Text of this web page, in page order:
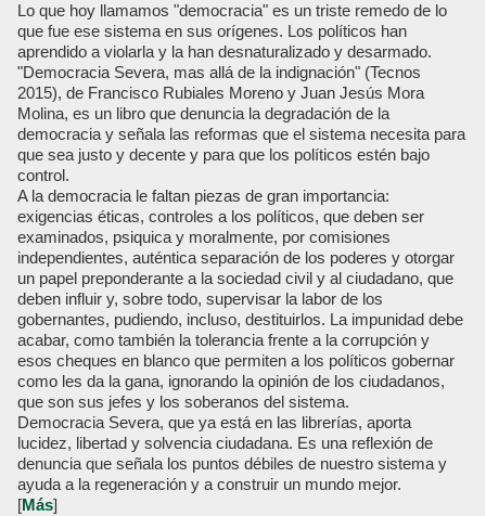
Lo que hoy llamamos "democracia" es un triste remedo de lo
que fue ese sistema en sus orígenes. Los políticos han
aprendido a violarla y la han desnaturalizado y desarmado.
"Democracia Severa, mas allá de la indignación" (Tecnos
2015), de Francisco Rubiales Moreno y Juan Jesús Mora
Molina, es un libro que denuncia la degradación de la
democracia y señala las reformas que el sistema necesita para
que sea justo y decente y para que los políticos estén bajo
control.
A la democracia le faltan piezas de gran importancia:
exigencias éticas, controles a los políticos, que deben ser
examinados, psiquica y moralmente, por comisiones
independientes, auténtica separación de los poderes y otorgar
un papel preponderante a la sociedad civil y al ciudadano, que
deben influir y, sobre todo, supervisar la labor de los
gobernantes, pudiendo, incluso, destituirlos. La impunidad debe
acabar, como también la tolerancia frente a la corrupción y
esos cheques en blanco que permiten a los políticos gobernar
como les da la gana, ignorando la opinión de los ciudadanos,
que son sus jefes y los soberanos del sistema.
Democracia Severa, que ya está en las librerías, aporta
lucidez, libertad y solvencia ciudadana. Es una reflexión de
denuncia que señala los puntos débiles de nuestro sistema y
ayuda a la regeneración y a construir un mundo mejor.
[Más]